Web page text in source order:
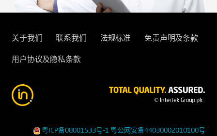
关于我们 联系我们 法规标准 免责声明及条款
用户协议及隐私条款
粤ICP备08001533号-1粤公网安备44030002010100号